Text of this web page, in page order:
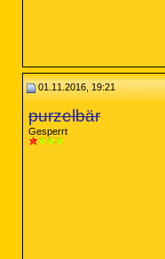
01.11.2016, 19:21
purzelbär
Gesperrt